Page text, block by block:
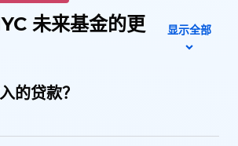
未来基金的更
显示全部
的贷款？